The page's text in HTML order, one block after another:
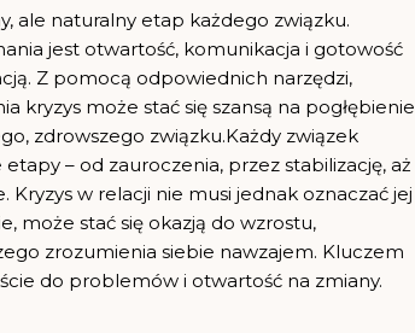
ale naturalny etap każdego związku.
jest otwartość, komunikacja i gotowość
Z pomocą odpowiednich narzędzi,
kryzys może stać się szansą na pogłębienie
zdrowszego związku.Każdy związek
– od zauroczenia, przez stabilizację, aż
Kryzys w relacji nie musi jednak oznaczać jej
może stać się okazją do wzrostu,
zrozumienia siebie nawzajem. Kluczem
do problemów i otwartość na zmiany.